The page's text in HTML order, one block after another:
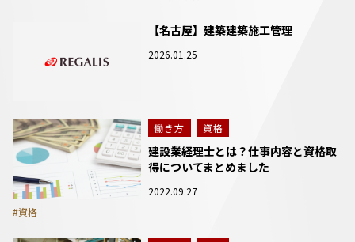
【名古屋】建築建築施工管理
2026.01.25
働き方 資格
建設業経理士とは？仕事内容と資格取
得についてまとめました
2022.09.27
#資格